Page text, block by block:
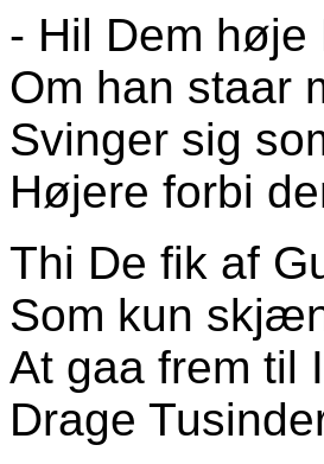
- Hil Dem
Om han staar
Svinger sig
Højere forbi
Thi De fik af
Som kun
At gaa frem til
Drage